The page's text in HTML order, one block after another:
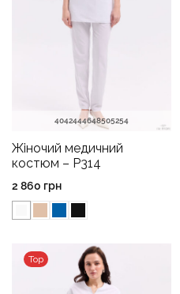
4042444648505254
Жіночий медичний
костюм – P314
2 860 грн
Top